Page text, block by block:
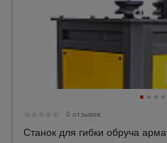
0 отзывов
Станок для гибки обруча